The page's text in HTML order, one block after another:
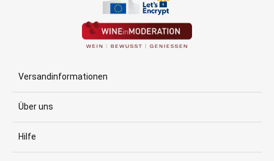
Versandinformationen
Über uns
Hilfe